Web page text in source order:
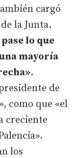
cargó
la Junta.
lo que
mayoría
.
de
como que «el
creciente
los